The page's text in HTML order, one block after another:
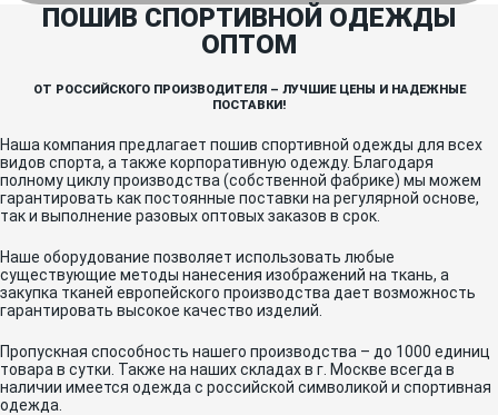
ПОШИВ СПОРТИВНОЙ ОДЕЖДЫ
ОПТОМ
ОТ РОССИЙСКОГО ПРОИЗВОДИТЕЛЯ – ЛУЧШИЕ ЦЕНЫ И НАДЕЖНЫЕ
ПОСТАВКИ!
Наша компания предлагает пошив спортивной одежды для всех
видов спорта, а также корпоративную одежду. Благодаря
полному циклу производства (собственной фабрике) мы можем
гарантировать как постоянные поставки на регулярной основе,
так и выполнение разовых оптовых заказов в срок.
Наше оборудование позволяет использовать любые
существующие методы нанесения изображений на ткань, а
закупка тканей европейского производства дает возможность
гарантировать высокое качество изделий.
Пропускная способность нашего производства – до 1000 единиц
товара в сутки. Также на наших складах в г. Москве всегда в
наличии имеется одежда с российской символикой и спортивная
одежда.